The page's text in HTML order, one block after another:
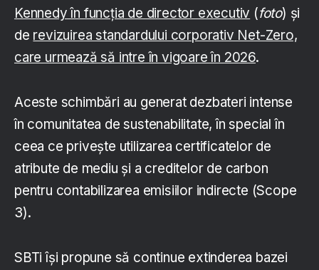
Kennedy în funcția de director executiv (foto) și
de revizuirea standardului corporativ Net-Zero,
care urmează să intre în vigoare în 2026.
Aceste schimbări au generat dezbateri intense
în comunitatea de sustenabilitate, în special în
ceea ce privește utilizarea certificatelor de
atribute de mediu și a creditelor de carbon
pentru contabilizarea emisiilor indirecte (Scope
3).
SBTi își propune să continue extinderea bazei